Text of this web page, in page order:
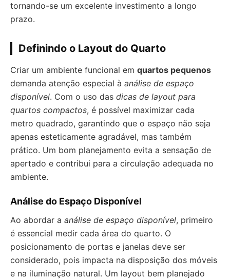
tornando-se um excelente investimento a longo
prazo.
Definindo o Layout do Quarto
Criar um ambiente funcional em quartos pequenos
demanda atenção especial à análise de espaço
disponível. Com o uso das dicas de layout para
quartos compactos, é possível maximizar cada
metro quadrado, garantindo que o espaço não seja
apenas esteticamente agradável, mas também
prático. Um bom planejamento evita a sensação de
apertado e contribui para a circulação adequada no
ambiente.
Análise do Espaço Disponível
Ao abordar a análise de espaço disponível, primeiro
é essencial medir cada área do quarto. O
posicionamento de portas e janelas deve ser
considerado, pois impacta na disposição dos móveis
e na iluminação natural. Um layout bem planejado